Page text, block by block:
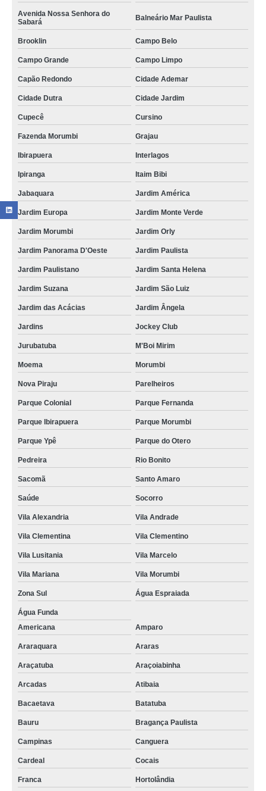
Avenida Nossa Senhora do
Sabará
Balneário Mar Paulista
Brooklin Campo Belo
Campo Grande Campo Limpo
Capão Redondo Cidade Ademar
Cidade Dutra Cidade Jardim
Cupecê Cursino
Fazenda Morumbi Grajau
Ibirapuera Interlagos
Ipiranga Itaim Bibi
Jabaquara Jardim América
Jardim Europa Jardim Monte Verde
Jardim Morumbi Jardim Orly
Jardim Panorama D'Oeste Jardim Paulista
Jardim Paulistano Jardim Santa Helena
Jardim Suzana Jardim São Luiz
Jardim das Acácias Jardim Ângela
Jardins Jockey Club
Jurubatuba M'Boi Mirim
Moema Morumbi
Nova Piraju Parelheiros
Parque Colonial Parque Fernanda
Parque Ibirapuera Parque Morumbi
Parque Ypê Parque do Otero
Pedreira Rio Bonito
Sacomã Santo Amaro
Saúde Socorro
Vila Alexandria Vila Andrade
Vila Clementina Vila Clementino
Vila Lusitania Vila Marcelo
Vila Mariana Vila Morumbi
Zona Sul Água Espraiada
Água Funda
Americana
Amparo
Araraquara Araras
Araçatuba Araçoiabinha
Arcadas Atibaia
Bacaetava Batatuba
Bauru Bragança Paulista
Campinas Canguera
Cardeal Cocais
Franca Hortolândia